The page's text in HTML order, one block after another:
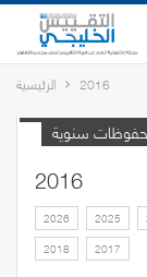
الرئيسية 2016
سنوية
2016
2026 2025
2018
2017